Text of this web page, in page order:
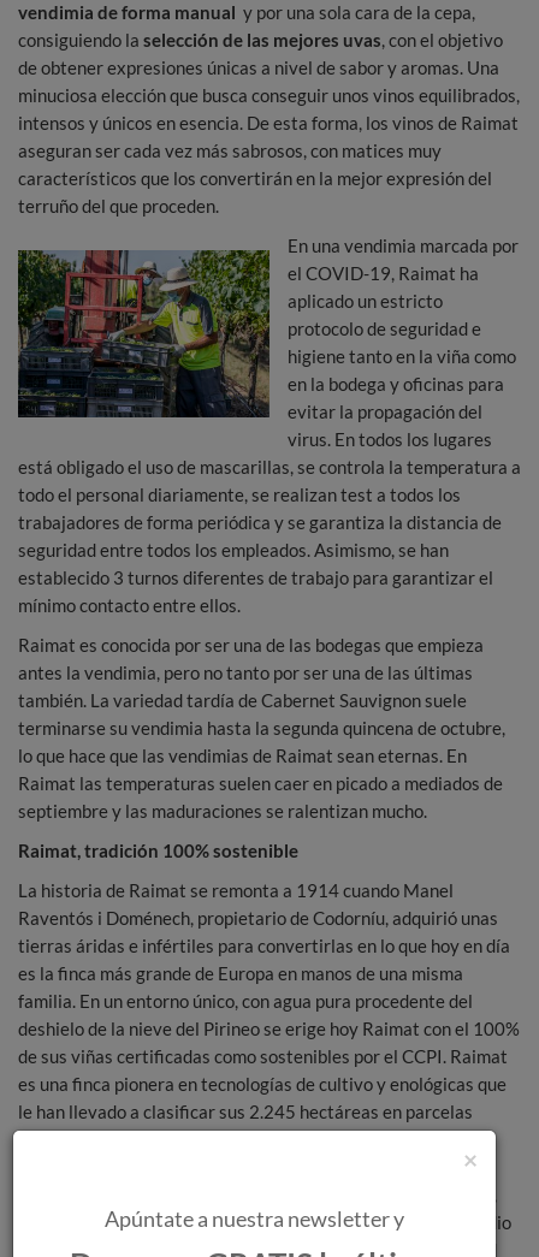
vendimia de forma manual y por una sola cara de la cepa,
consiguiendo la selección de las mejores uvas, con el objetivo
de obtener expresiones únicas a nivel de sabor y aromas. Una
minuciosa elección que busca conseguir unos vinos equilibrados,
intensos y únicos en esencia. De esta forma, los vinos de Raimat
aseguran ser cada vez más sabrosos, con matices muy
característicos que los convertirán en la mejor expresión del
terruño del que proceden.
En una vendimia marcada por
el COVID-19, Raimat ha
aplicado un estricto
protocolo de seguridad e
higiene tanto en la viña como
en la bodega y oficinas para
evitar la propagación del
virus. En todos los lugares
está obligado el uso de mascarillas, se controla la temperatura a
todo el personal diariamente, se realizan test a todos los
trabajadores de forma periódica y se garantiza la distancia de
seguridad entre todos los empleados. Asimismo, se han
establecido 3 turnos diferentes de trabajo para garantizar el
mínimo contacto entre ellos.
Raimat es conocida por ser una de las bodegas que empieza
antes la vendimia, pero no tanto por ser una de las últimas
también. La variedad tardía de Cabernet Sauvignon suele
terminarse su vendimia hasta la segunda quincena de octubre,
lo que hace que las vendimias de Raimat sean eternas. En
Raimat las temperaturas suelen caer en picado a mediados de
septiembre y las maduraciones se ralentizan mucho.
Raimat, tradición 100% sostenible
La historia de Raimat se remonta a 1914 cuando Manel
Raventós i Doménech, propietario de Codorníu, adquirió unas
tierras áridas e infértiles para convertirlas en lo que hoy en día
es la finca más grande de Europa en manos de una misma
familia. En un entorno único, con agua pura procedente del
deshielo de la nieve del Pirineo se erige hoy Raimat con el 100%
de sus viñas certificadas como sostenibles por el CCPI. Raimat
es una finca pionera en tecnologías de cultivo y enológicas que
le han llevado a clasificar sus 2.245 hectáreas en parcelas
individuales que son tratadas una por una de acuerdo con sus
además, un estandarte de programas de sostenibilidad y medio
ambiente. Raimat consigue ofrecer unos vinos de alta calidad
×
Apúntate a nuestra newsletter y